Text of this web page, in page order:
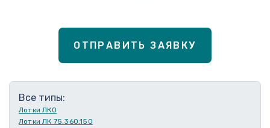
ОТПРАВИТЬ ЗАЯВКУ
Все типы:
Лотки ЛКО
Лотки ЛК 75.360.150